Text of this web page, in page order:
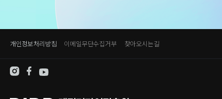
개인정보처리방침 이메일무단수집거부 찾아오시는길